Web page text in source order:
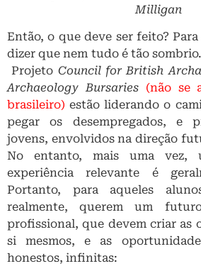
Milligan
Então, o que deve ser feito?
dizer que nem tudo é tão
Projeto Council for British
Archaeology Bursaries (não se
brasileiro) estão liderando o
pegar os desempregados, e
jovens, envolvidos na direção
No entanto, mais uma vez,
experiência relevante é
Portanto, para aqueles
realmente, querem um
profissional, que devem criar as
si mesmos, e as
honestos, infinitas: